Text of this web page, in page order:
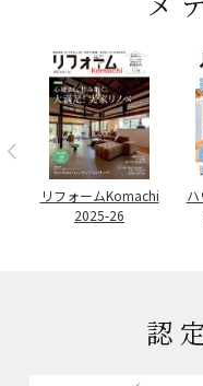
リフォームKomachi
2025-26
認